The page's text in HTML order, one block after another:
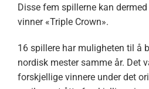
Disse fem spillerne kan
vinner «Triple Crown».
16 spillere har muligheten til å
nordisk mester samme år. Det
forskjellige vinnere under det